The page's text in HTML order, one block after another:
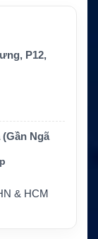
Fleet Xpress
P12,
Ngã
& HCM